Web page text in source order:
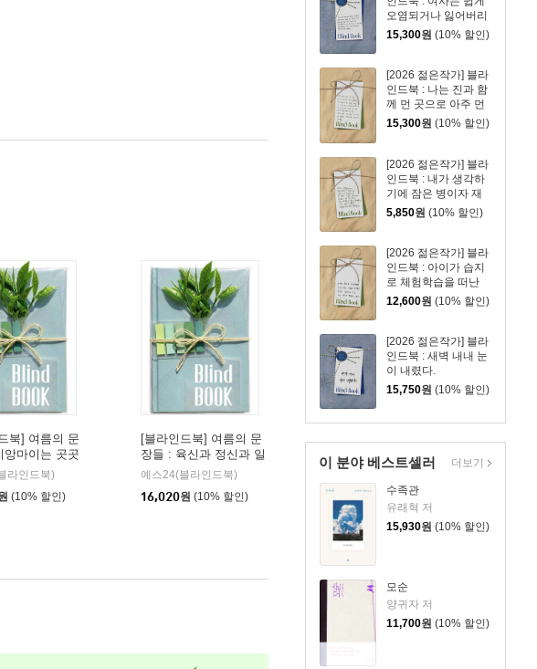
오염되거나 잃어버리
기 쉬운 물건은 아예
15,300원 (10% 할인)
[2026 젊은작가] 블라
인드북 : 나는 진과 함
께 먼 곳으로 아주 먼
곳으로 떠나고 싶었
15,300원 (10% 할인)
[2026 젊은작가] 블라
인드북 : 내가 생각하
기에 잠은 병이자 재
능이다.
5,850원 (10% 할인)
[2026 젊은작가] 블라
인드북 : 아이가 습지
로 체험학습을 떠난
오전, 수임은 초여름
의 햇볕이 진득하게
몸으로 섰다.
12,600원 (10% 할인)
[2026 젊은작가] 블라
인드북 : 새벽 내내 눈
이 내렸다.
15,750원 (10% 할인)
이 분야 베스트셀러
수족관
유래혁 저
15,930원 (10% 할인)
모순
양귀자 저
11,700원 (10% 할인)
더보기
북] 여름의 문
앙마이는 곳곳
니다.
라인드북)
(10% 할인)
[블라인드북] 여름의 문
장들 : 육신과 정신과 일
상이 얼마나 쉽게 부서
절감하다 열기가 식은
예스24(블라인드북)
16,020원 (10% 할인)